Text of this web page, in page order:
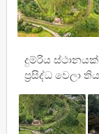
දුම්රිය
ප්‍රසිද්ධ වෙලා